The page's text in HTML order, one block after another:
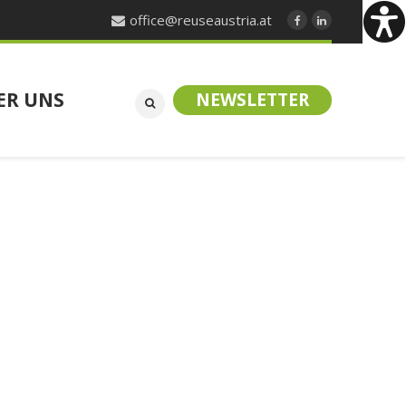
office@reuseaustria.at
UNS NEWSLETTER